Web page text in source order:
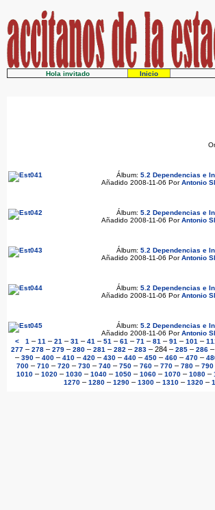
Hola invitado Inicio
Álbum: 5.2 Dependencias e
Añadido 2008-11-06 PorAntonio
Álbum: 5.2 Dependencias e
Añadido 2008-11-06 PorAntonio
Álbum: 5.2 Dependencias e
Añadido 2008-11-06 PorAntonio
Álbum: 5.2 Dependencias e
Añadido 2008-11-06 PorAntonio
Álbum: 5.2 Dependencias e
Añadido 2008-11-06 PorAntonio
<
1 – 11 – 21 – 31 – 41 – 51 – 61 – 71 – 81 – 91 – 101 –
277 – 278 – 279 – 280 – 281 – 282 – 283 – 284 – 285 – 286 –
– 390 – 400 – 410 – 420 – 430 – 440 – 450 – 460 – 470 –
700– 710– 720– 730– 740– 750– 760– 770– 780– 790
1010– 1020– 1030– 1040– 1050– 1060– 1070– 1080–
1270– 1280– 1290– 1300– 1310– 1320–